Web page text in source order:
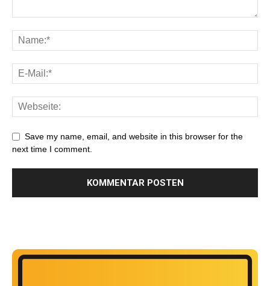
Save my name, email, and website in this browser for the
next time I comment.